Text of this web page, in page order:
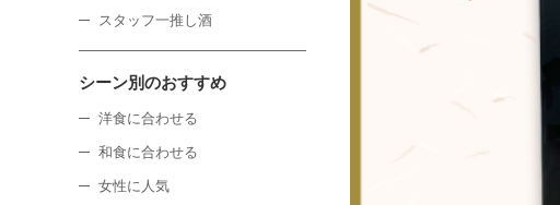
スタッフ一推し酒
シーン別のおすすめ
洋食に合わせる
和食に合わせる
女性に人気